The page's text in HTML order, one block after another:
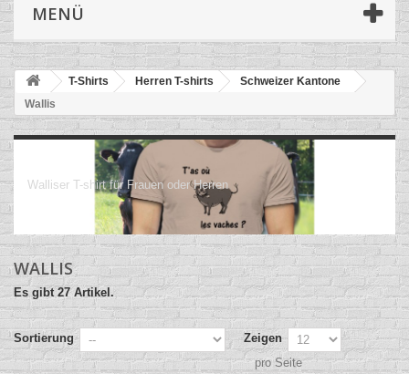
MENÜ
T-Shirts Herren T-shirts
Schweizer Kantone
Wallis
Walliser T-shirt für Frauen oder Herren
WALLIS
Es gibt 27 Artikel.
Sortierung
Zeigen
pro Seite